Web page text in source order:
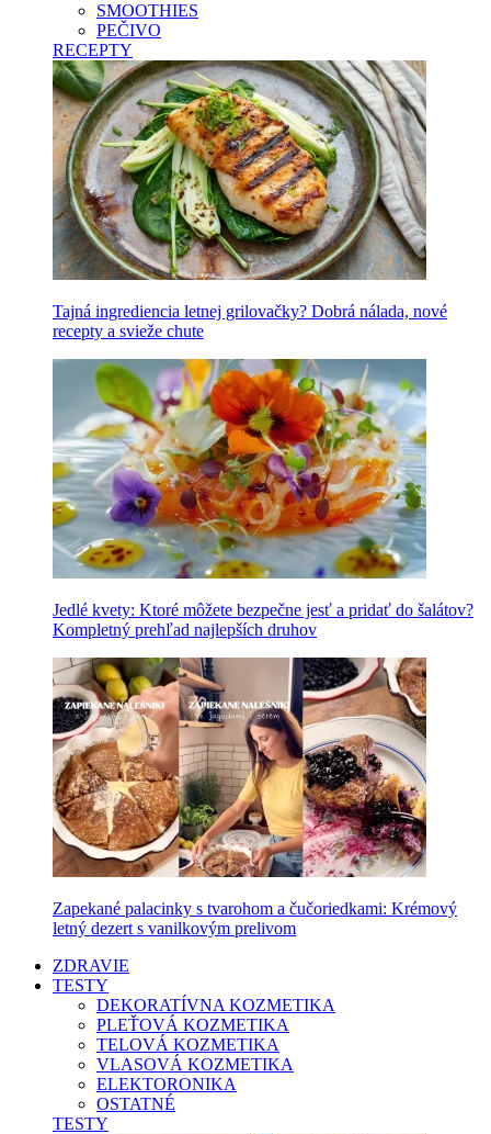
SMOOTHIES
PEČIVO
RECEPTY
Tajná ingrediencia letnej grilovačky? Dobrá nálada, nové
recepty a svieže chute
Jedlé kvety: Ktoré môžete bezpečne jesť a pridať do šalátov?
Kompletný prehľad najlepších druhov
Zapekané palacinky s tvarohom a čučoriedkami: Krémový
letný dezert s vanilkovým prelivom
ZDRAVIE
TESTY
DEKORATÍVNA KOZMETIKA
PLEŤOVÁ KOZMETIKA
TELOVÁ KOZMETIKA
VLASOVÁ KOZMETIKA
ELEKTORONIKA
OSTATNÉ
TESTY